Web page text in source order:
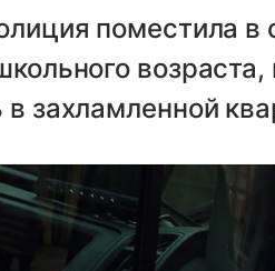
поместила
захламленной